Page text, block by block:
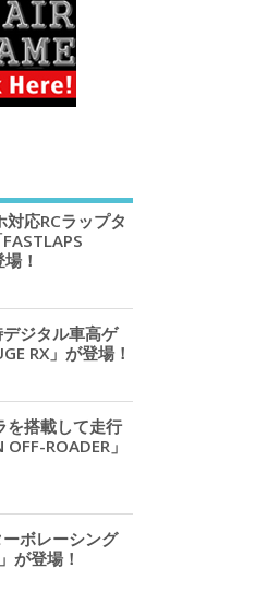
対応RCラップタ
！
ジタル車高ゲ
RX」が登場！
を搭載して走行
ROADER」
ボレーシング
が登場！